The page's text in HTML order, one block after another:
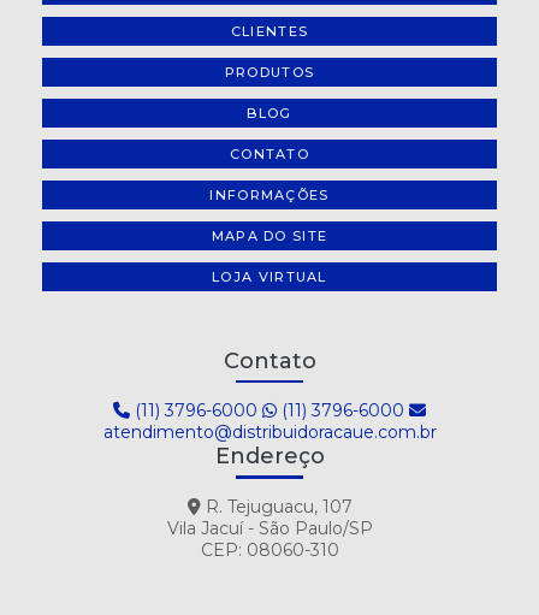
CLIENTES
PRODUTOS
BLOG
CONTATO
INFORMAÇÕES
MAPA DO SITE
LOJA VIRTUAL
Contato
(11) 3796-6000
(11) 3796-6000
atendimento@distribuidoracaue.com.br
Endereço
R. Tejuguacu, 107
Vila Jacuí - São Paulo/SP
CEP: 08060-310